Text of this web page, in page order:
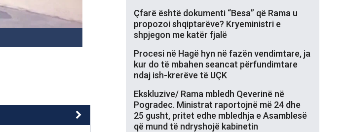
Çfarë është dokumenti “Besa” që Rama u
propozoi shqiptarëve? Kryeministri e
shpjegon me katër fjalë
Procesi në Hagë hyn në fazën vendimtare, ja
kur do të mbahen seancat përfundimtare
ndaj ish-krerëve të UÇK
Ekskluzive/ Rama mbledh Qeverinë në
Pogradec. Ministrat raportojnë më 24 dhe
25 gusht, pritet edhe mbledhja e Asamblesë
që mund të ndryshojë kabinetin